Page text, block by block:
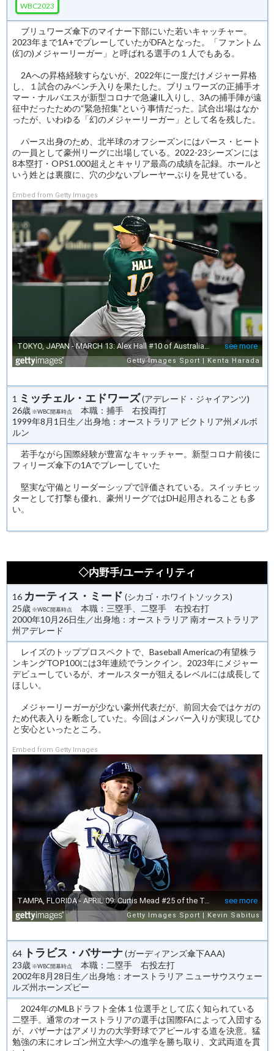
WBC2023
ブリュワーズ傘下のマイナー下部にいた若いキャッチャー。
2023年まで1A+でプレーしていたがDFAとなった。「ファントム
(幻の)メジャーリーガー」と呼ばれる選手の１人でもある。
2Aへの昇格経験すらないが、2022年に一度だけメジャー昇格
し、１試合のみベンチ入りを果たした。ブリュワーズの正捕手オ
マー・ナルバエスが新型コロナで急遽IL入りし、3Aの捕手陣が遠
征中だったための“緊急招集”という事情だった。試合出場はなか
ったが、いわゆる「幻のメジャーリーガー」として名を残した。
パース出身のため、北半球のオフシーズンにはパース・ヒート
の一員として豪州リーグに出場している。2022-23シーズンには
8本塁打・OPS1.000超えとキャリア最高の成績を記録。ホールと
いう姓とは裏腹に、穴の少ないプレーヤーぶりを見せている。
Embed from Getty Images
1 ミッチェル・エドワーズ(アデレード・ジャイアンツ)
26歳 ※WBC開幕時点
本職：捕手 右投両打
1999年8月1日生／出身地：オーストラリア ビクトリア州メルボ
ルン
若手ながら国際経験が豊富なキャッチャー。新型コロナ前後に
フィリーズ傘下の1Aでプレーしていた
堅実な守備とリーダーシップで評価されている。スイッチヒッ
ターとして打撃も優れ、豪州リーグではDH起用されることも多
い。
◇内野手/ユーティリティ
16 カーティス・ミード (シカゴ・ホワイトソックス)
25歳 ※WBC開幕時点
本職：三塁手、二塁手 右投右打
2000年10月26日生／出身地：オーストラリア 南オーストラリア
州アデレード
レイズのトッププロスペクトで、Baseball Americaの有望株ラ
ンキングTOP100には3年連続でランクイン。2023年にメジャー
デビューしているが、オールスターが狙えるレベルには成長して
ほしい。
メジャーリーガーが少ない豪州代表だが、前回大会ではケガの
ため代表入りを断念していた。今回はメンバー入りが実現してひ
と安心といったところ。
Embed from Getty Images
64 トラビス・バサーナ(ガーディアンズ傘下AAA)
23歳 ※WBC開幕時点
本職：二塁手 右投左打
2002年8月28日生／出身地：オーストラリア ニューサウスウェー
ルズ州ホーンズビー
2024年のMLBドラフト全体１位選手として広く知られている
二塁手。通常のオーストラリアの選手は国際FAによって入団する
が、バザーナはアメリカの大学野球でアピールする道を決意。猛
勉強の末にオレゴン州立大学への進学を勝ち取り、文武両道を貫